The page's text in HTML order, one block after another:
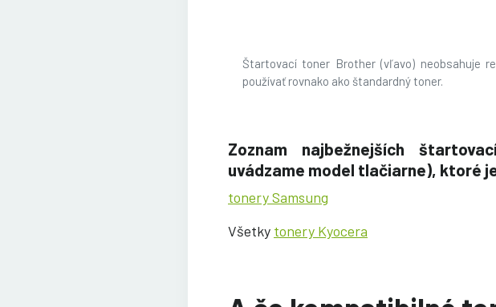
Štartovací toner Brother (vľavo) neobsahuje
používať rovnako ako štandardný toner.
Zoznam najbežnejších
uvádzame model tlačiarne), ktoré
tonery Samsung
Všetky tonery Kyocera